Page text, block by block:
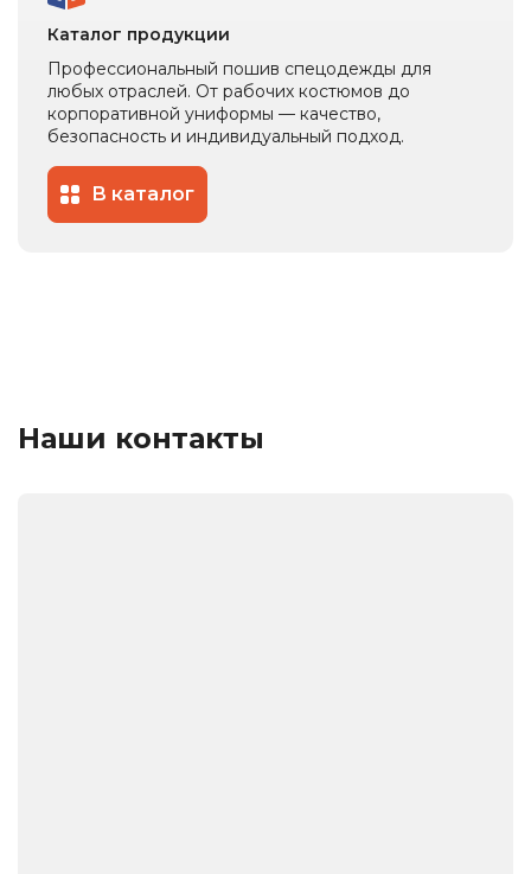
Каталог продукции
Профессиональный пошив спецодежды для
любых отраслей. От рабочих костюмов до
корпоративной униформы — качество,
безопасность и индивидуальный подход.
В каталог
Наши контакты